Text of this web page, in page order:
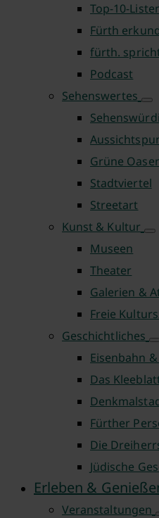
Top-10-
Fürth
fürth.
Podcast
Sehenswertes
Grüne
Stadtviertel
Streetart
Kunst & Kultur
Museen
Theater
Galerien &
Freie
Geschichtliches
Eisenbahn
Das
Fürther
Die
Jüdische
Erleben &
Veranstaltungen